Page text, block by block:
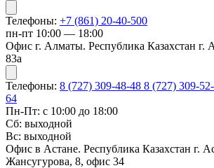
Телефоны: +7 (861) 20-40-500
пн-пт 10:00 — 18:00
Офис г. Алматы. Республика Казахстан г.
83а
Телефоны: 8 (727) 309-48-48 8 (727) 309-
64
Пн-Пт: с 10:00 до 18:00
Сб: выходной
Вс: выходной
Офис в Астане. Республика Казахстан г.
Жансугурова, 8, офис 34